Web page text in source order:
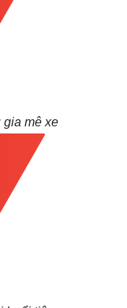
gia mê xe